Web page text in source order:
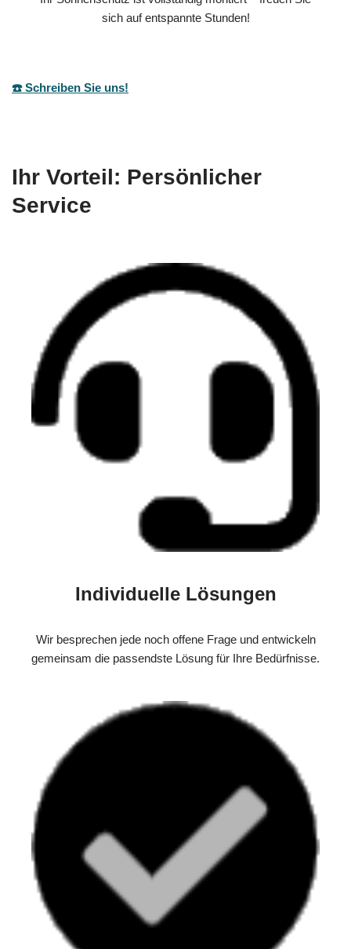
sich auf entspannte Stunden!
☎️ Schreiben Sie uns!
Ihr Vorteil: Persönlicher
Service
Individuelle Lösungen
Wir besprechen jede noch offene Frage und entwickeln
gemeinsam die passendste Lösung für Ihre Bedürfnisse.